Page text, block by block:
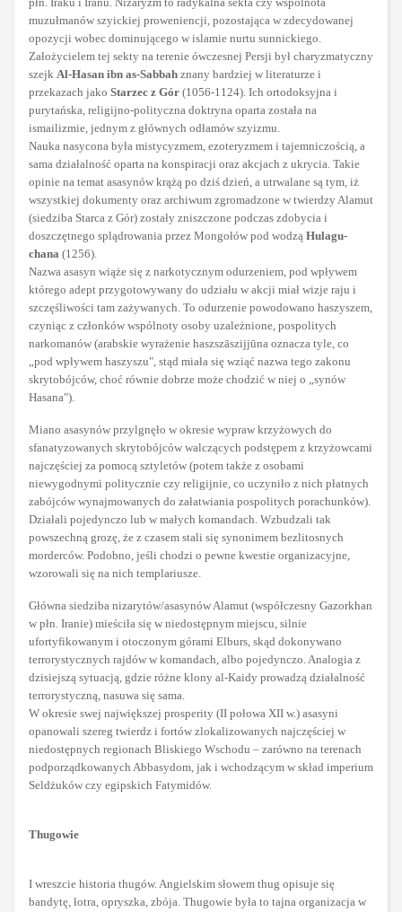
muzułmanów szyickiej proweniencji, pozostająca w zdecydowanej
opozycji wobec dominującego w islamie nurtu sunnickiego.
Założycielem tej sekty na terenie ówczesnej Persji był charyzmatyczny
szejk Al-Hasan ibn as-Sabbah znany bardziej w literaturze i
przekazach jako Starzec z Gór (1056-1124). Ich ortodoksyjna i
purytańska, religijno-polityczna doktryna oparta została na
ismailizmie, jednym z głównych odłamów szyizmu.
Nauka nasycona była mistycyzmem, ezoteryzmem i tajemniczością, a
sama działalność oparta na konspiracji oraz akcjach z ukrycia. Takie
opinie na temat asasynów krążą po dziś dzień, a utrwalane są tym, iż
wszystkiej dokumenty oraz archiwum zgromadzone w twierdzy Alamut
(siedziba Starca z Gór) zostały zniszczone podczas zdobycia i
doszczętnego splądrowania przez Mongołów pod wodzą Hulagu-
chana (1256).
Nazwa asasyn wiąże się z narkotycznym odurzeniem, pod wpływem
którego adept przygotowywany do udziału w akcji miał wizje raju i
szczęśliwości tam zażywanych. To odurzenie powodowano haszyszem,
czyniąc z członków wspólnoty osoby uzależnione, pospolitych
narkomanów (arabskie wyrażenie haszszāszijjūna oznacza tyle, co
„pod wpływem haszyszu", stąd miała się wziąć nazwa tego zakonu
skrytobójców, choć równie dobrze może chodzić w niej o „synów
Hasana").
Miano asasynów przylgnęło w okresie wypraw krzyżowych do
sfanatyzowanych skrytobójców walczących podstępem z krzyżowcami
najczęściej za pomocą sztyletów (potem także z osobami
niewygodnymi politycznie czy religijnie, co uczyniło z nich płatnych
zabójców wynajmowanych do załatwiania pospolitych porachunków).
Działali pojedynczo lub w małych komandach. Wzbudzali tak
powszechną grozę, że z czasem stali się synonimem bezlitosnych
morderców. Podobno, jeśli chodzi o pewne kwestie organizacyjne,
wzorowali się na nich templariusze.
Główna siedziba nizarytów/asasynów Alamut (współczesny Gazorkhan
w płn. Iranie) mieściła się w niedostępnym miejscu, silnie
ufortyfikowanym i otoczonym górami Elburs, skąd dokonywano
terrorystycznych rajdów w komandach, albo pojedynczo. Analogia z
dzisiejszą sytuacją, gdzie różne klony al-Kaidy prowadzą działalność
terrorystyczną, nasuwa się sama.
W okresie swej największej prosperity (II połowa XII w.) asasyni
opanowali szereg twierdz i fortów zlokalizowanych najczęściej w
niedostępnych regionach Bliskiego Wschodu – zarówno na terenach
podporządkowanych Abbasydom, jak i wchodzącym w skład imperium
Seldżuków czy egipskich Fatymidów.
Thugowie
I wreszcie historia thugów. Angielskim słowem thug opisuje się
bandytę, łotra, opryszka, zbója. Thugowie była to tajna organizacja w